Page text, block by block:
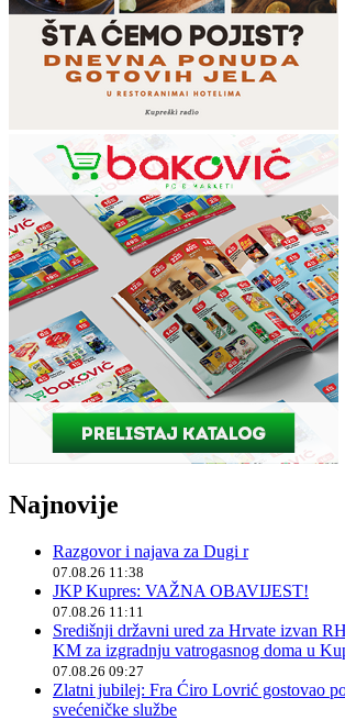
Najnovije
Razgovor i najava za Dugi r
07.08.26 11:38
JKP Kupres: VAŽNA OBAVIJEST!
07.08.26 11:11
Središnji državni ured za Hrvate izvan
KM za izgradnju vatrogasnog doma u
07.08.26 09:27
Zlatni jubilej: Fra Ćiro Lovrić gostovao
svećeničke službe